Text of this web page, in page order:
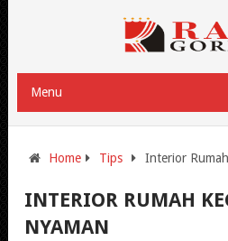
Menu
Home Tips Interior
INTERIOR RUMAH
NYAMAN